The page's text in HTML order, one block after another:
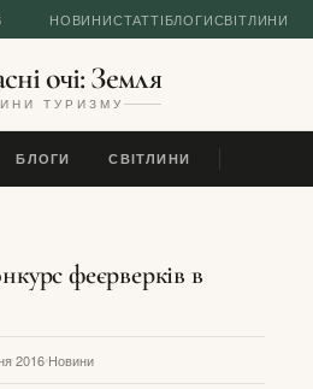
НОВИНИСТАТТІБЛОГИСВІТЛИНИ
очі: Земля
ТУРИЗМУ
БЛОГИ СВІТЛИНИ
феєрверків в
2016 Новини